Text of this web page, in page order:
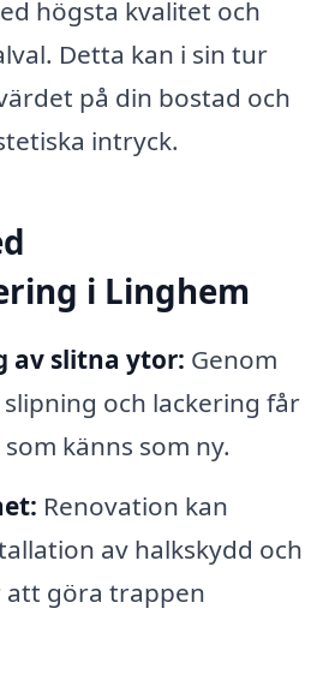
högsta kvalitet och
Detta kan i sin tur
på din bostad och
intryck.
i Linghem
av slitna ytor: Genom
och lackering får
känns som ny.
Renovation kan
av halkskydd och
att göra trappen